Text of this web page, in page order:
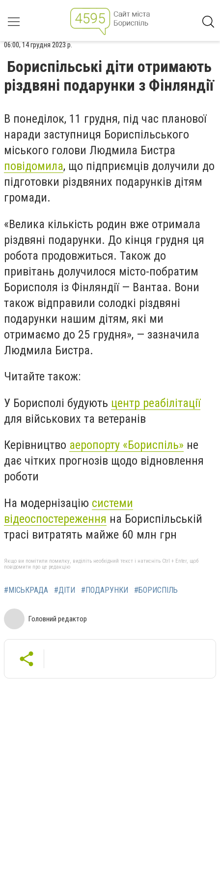
06:00, 14 грудня 2023 р.
Бориспільські діти отримають
різдвяні подарунки з Фінляндії
В понеділок, 11 грудня, під час планової
наради заступниця Бориспільського
міського голови Людмила Бистра
повідомила, що підприємців долучили до
підготовки різдвяних подарунків дітям
громади.
«Велика кількість родин вже отримала
різдвяні подарунки. До кінця грудня ця
робота продовжиться. Також до
привітань долучилося місто-побратим
Борисполя із Фінляндії — Вантаа. Вони
також відправили солодкі різдвяні
подарунки нашим дітям, які ми
отримаємо до 25 грудня», — зазначила
Людмила Бистра.
Читайте також:
У Борисполі будують центр реабілітації
для військових та ветеранів
Керівництво аеропорту «Бориспіль» не
дає чітких прогнозів щодо відновлення
роботи
На модернізацію системи
відеоспостереження на Бориспільській
трасі витратять майже 60 млн грн
Якщо ви помітили помилку, виділіть необхідний текст і натисніть Ctrl + Enter, щоб
повідомити про це редакцію
#МІСЬКРАДА #ДІТИ #ПОДАРУНКИ #БОРИСПІЛЬ
Головний редактор